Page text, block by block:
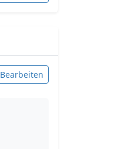
Bearbeiten